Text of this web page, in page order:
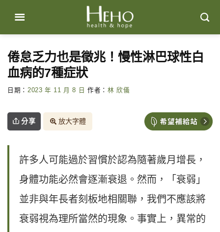
content
倦怠乏力也是徵兆！慢性淋巴球性白
血病的7種症狀
日期： 2023 年 11 月 8 日 作者： 林 欣儀
分享 放大字體
許多人可能過於習慣於認為隨著歲月增長，
身體功能必然會逐漸衰退。然而，「衰弱」
並非與年長者刻板地相關聯，我們不應該將
衰弱視為理所當然的現象。事實上，異常的